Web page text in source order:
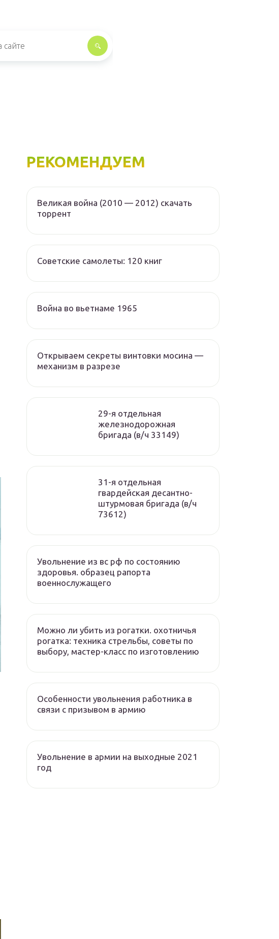
РЕКОМЕНДУЕМ
Великая война (2010 — 2012) скачать
торрент
Советские самолеты: 120 книг
Война во вьетнаме 1965
Открываем секреты винтовки мосина —
механизм в разрезе
29-я отдельная
железнодорожная
бригада (в/ч 33149)
31-я отдельная
гвардейская десантно-
штурмовая бригада (в/ч
73612)
Увольнение из вс рф по состоянию
здоровья. образец рапорта
военнослужащего
Можно ли убить из рогатки. охотничья
рогатка: техника стрельбы, советы по
выбору, мастер-класс по изготовлению
Особенности увольнения работника в
связи с призывом в армию
Увольнение в армии на выходные 2021
год